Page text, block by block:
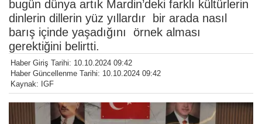
bugün dünya artık Mardin’deki farklı kültürlerin
dinlerin dillerin yüz yıllardır bir arada nasıl
barış içinde yaşadığını örnek alması
gerektiğini belirtti.
Haber Giriş Tarihi: 10.10.2024 09:42
Haber Güncellenme Tarihi: 10.10.2024 09:42
Kaynak: IGF